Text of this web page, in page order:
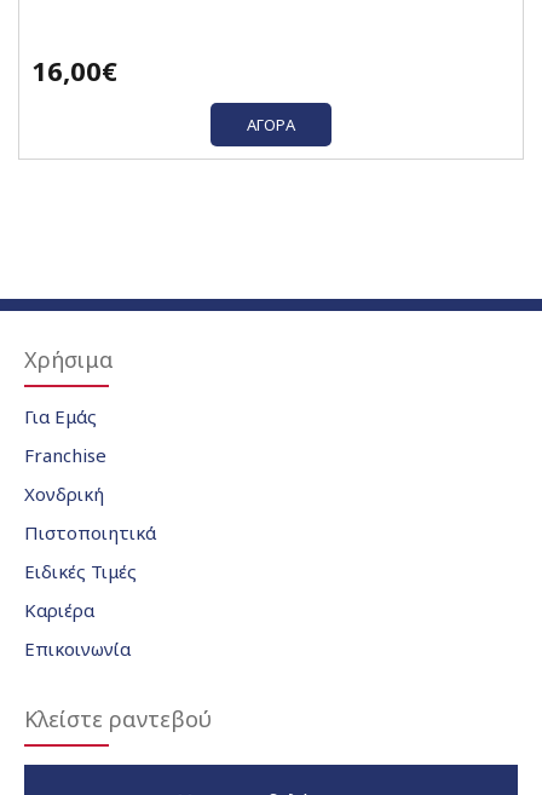
16,00€
ΑΓΟΡΆ
Χρήσιμα
Για Εμάς
Franchise
Χονδρική
Πιστοποιητικά
Ειδικές Τιμές
Καριέρα
Επικοινωνία
Κλείστε ραντεβού